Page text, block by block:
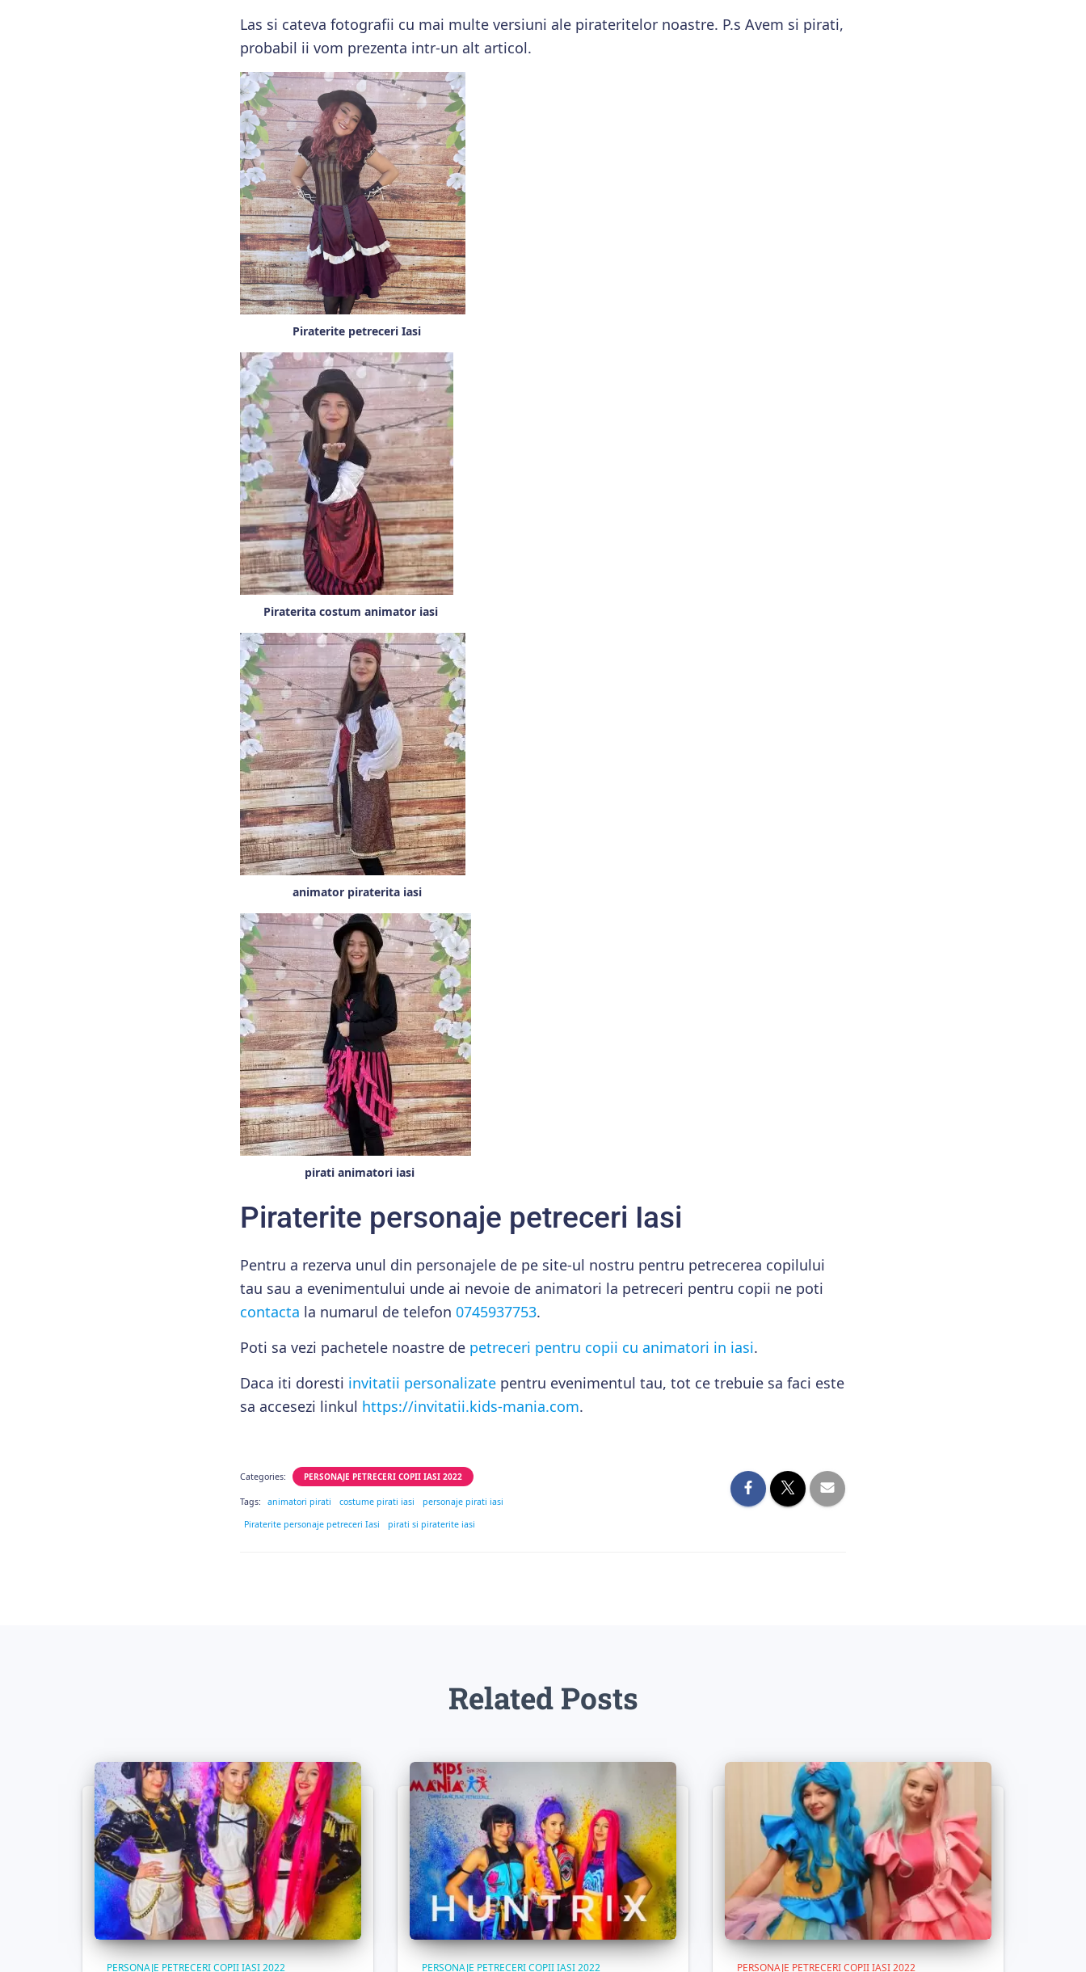
Las si cateva fotografii cu mai multe versiuni ale pirateritelor noastre. P.s Avem si pirati,
probabil ii vom prezenta intr-un alt articol.
Piraterite petreceri Iasi
Piraterita costum animator iasi
animator piraterita iasi
pirati animatori iasi
Piraterite personaje petreceri Iasi
Pentru a rezerva unul din personajele de pe site-ul nostru pentru petrecerea copilului
tau sau a evenimentului unde ai nevoie de animatori la petreceri pentru copii ne poti
contacta la numarul de telefon 0745937753.
Poti sa vezi pachetele noastre de petreceri pentru copii cu animatori in iasi.
Daca iti doresti invitatii personalizate pentru evenimentul tau, tot ce trebuie sa faci este
sa accesezi linkul https://invitatii.kids-mania.com.
Categories: PERSONAJE PETRECERI COPII IASI 2022
Tags: animatori pirati costume pirati iasi
personaje pirati iasi
Piraterite personaje petreceri Iasi
pirati si piraterite iasi
Related Posts
PERSONAJE PETRECERI COPII IASI 2022 PERSONAJE PETRECERI COPII IASI 2022 PERSONAJE PETRECERI COPII IASI 2022